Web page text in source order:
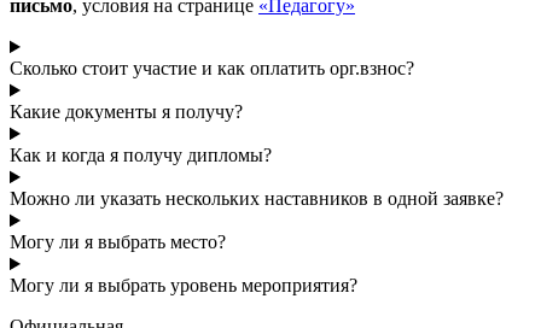
письмо, условия на странице «Педагогу»
Сколько стоит участие и как оплатить орг.взнос?
Какие документы я получу?
Как и когда я получу дипломы?
Можно ли указать нескольких наставников в одной заявке?
Могу ли я выбрать место?
Могу ли я выбрать уровень мероприятия?